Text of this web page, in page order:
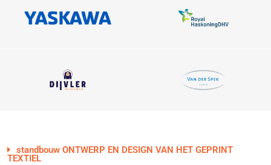
standbouw ONTWERP EN DESIGN VAN HET GEPRINT
TEXTIEL